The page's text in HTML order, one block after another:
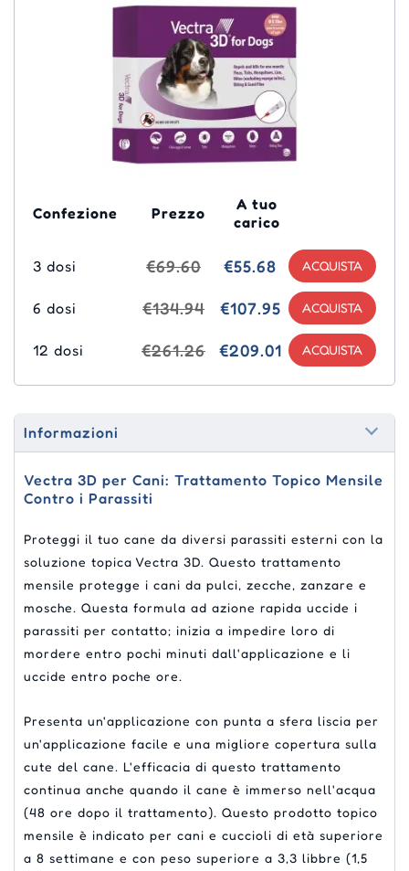
Confezione Prezzo
A tuo
carico
3 dosi €69.60 €55.68
6 dosi €134.94 €107.95
12 dosi €261.26 €209.01
Informazioni
Vectra 3D per Cani: Trattamento Topico Mensile
Contro i Parassiti
Proteggi il tuo cane da diversi parassiti esterni con la
soluzione topica Vectra 3D. Questo trattamento
mensile protegge i cani da pulci, zecche, zanzare e
mosche. Questa formula ad azione rapida uccide i
parassiti per contatto; inizia a impedire loro di
mordere entro pochi minuti dall'applicazione e li
uccide entro poche ore.
Presenta un'applicazione con punta a sfera liscia per
un'applicazione facile e una migliore copertura sulla
cute del cane. L'efficacia di questo trattamento
continua anche quando il cane è immerso nell'acqua
(48 ore dopo il trattamento). Questo prodotto topico
mensile è indicato per cani e cuccioli di età superiore
a 8 settimane e con peso superiore a 3,3 libbre (1,5